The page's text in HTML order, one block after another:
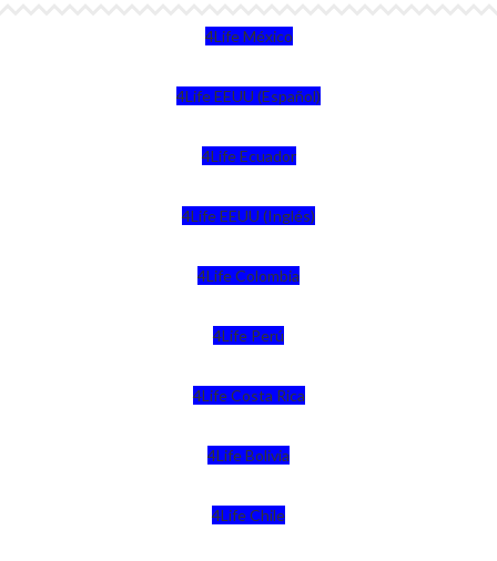
4Life México
4Life EEUU (Español)
4Life Ecuador
4Life EEUU (Inglés)
4Life Colombia
4Life Perú
4Life Costa Rica
4Life Bolivia
4Life Chile